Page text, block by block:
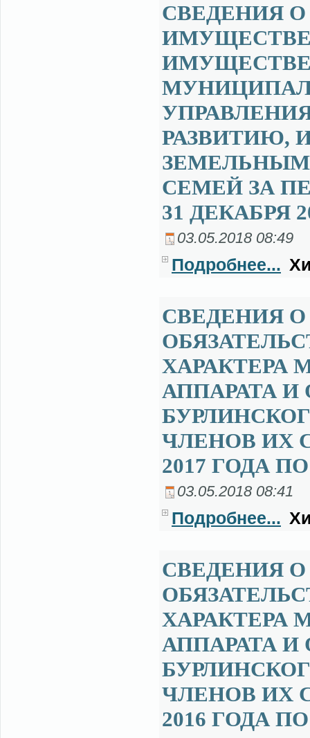
СВЕДЕНИЯ О
ИМУЩЕСТВЕ
РАЗВИТИЮ,
СЕМЕЙ ЗА
31 ДЕКАБРЯ
03.05.2018 08:49
Подробнее...
СВЕДЕНИЯ
АППАРАТА
ЧЛЕНОВ ИХ
2017 ГОДА
03.05.2018 08:41
Подробнее...
СВЕДЕНИЯ
АППАРАТА
ЧЛЕНОВ ИХ
2016 ГОДА